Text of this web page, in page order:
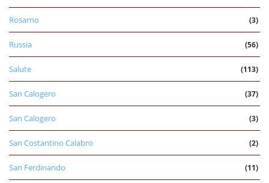
Rosarno (3)
Russia (56)
Salute (113)
San Calogero (37)
San Calogero (3)
San Costantino Calabro (2)
San Ferdinando (11)